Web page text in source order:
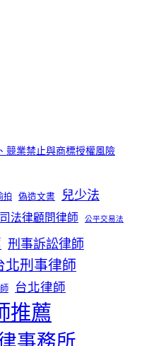
競業禁止與商標授權風險
拍 偽造文書 兒少法
法律顧問律師 公平交易法
刑事訴訟律師
北刑事律師
台北律師
推薦
事務所